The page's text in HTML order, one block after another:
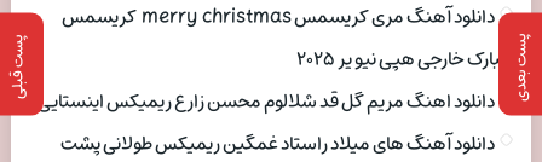
پست بعدی پست قبلی
دانلود آهنگ مری کریسمس merry christmas کریسمس
مبارک خارجی هپی نیو یر ۲۰۲۵
دانلود اهنگ مریم گل قد شلالوم محسن زارع ریمیکس اینستایی
دانلود آهنگ های میلاد راستاد غمگین ریمیکس طولانی پشت